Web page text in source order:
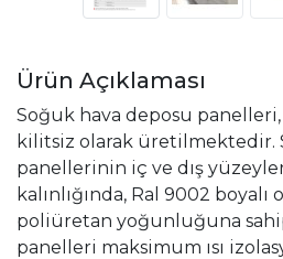
Ürün Açıklaması
Soğuk hava deposu
kilitsiz olarak üretilmektedir.
panellerinin iç ve dış
kalınlığında, Ral 9002
poliüretan yoğunluğuna
panelleri maksimum ısı